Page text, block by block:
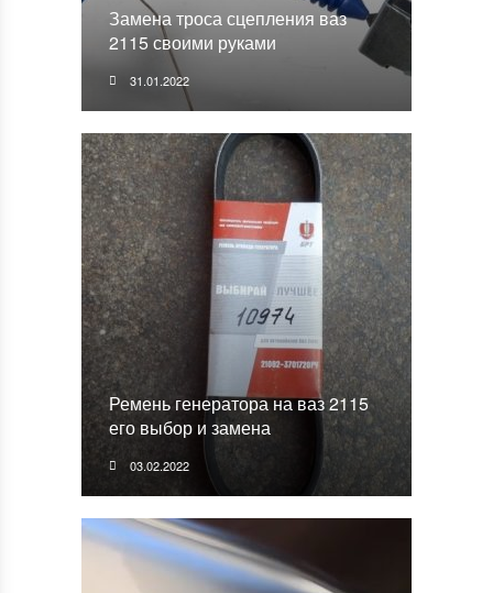
Замена троса сцепления ваз
2115 своими руками
31.01.2022
Ремень генератора на ваз 2115
его выбор и замена
03.02.2022